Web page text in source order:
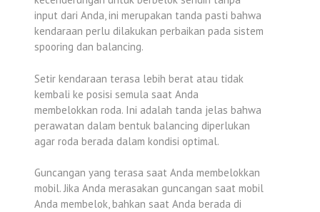
input dari Anda, ini merupakan tanda pasti bahwa
kendaraan perlu dilakukan perbaikan pada sistem
spooring dan balancing.
Setir kendaraan terasa lebih berat atau tidak
kembali ke posisi semula saat Anda
membelokkan roda. Ini adalah tanda jelas bahwa
perawatan dalam bentuk balancing diperlukan
agar roda berada dalam kondisi optimal.
Guncangan yang terasa saat Anda membelokkan
mobil. Jika Anda merasakan guncangan saat mobil
Anda membelok, bahkan saat Anda berada di